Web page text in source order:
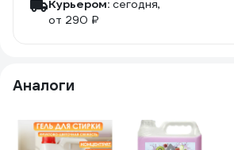
Курьером: сегодня,
от 290 ₽
Аналоги